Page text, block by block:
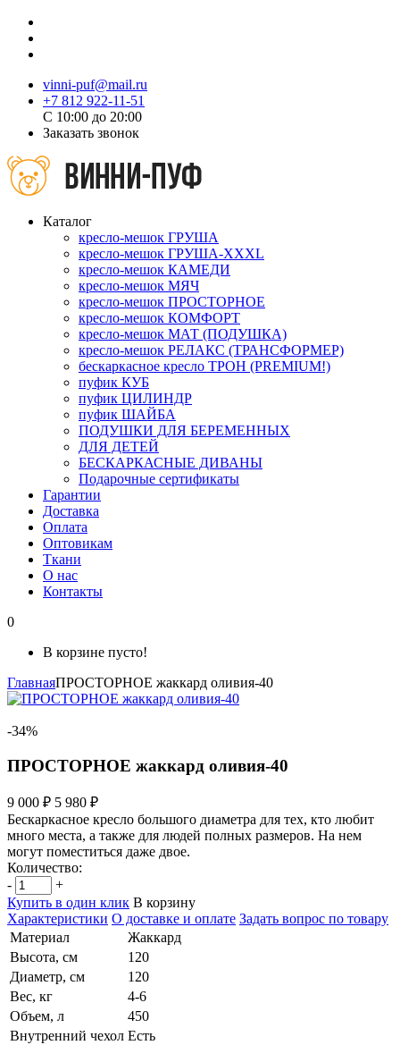
vinni-puf@mail.ru
+7 812 922-11-51
C 10:00 до 20:00
Заказать звонок
Каталог
кресло-мешок ГРУША
кресло-мешок ГРУША-XXXL
кресло-мешок КАМЕДИ
кресло-мешок МЯЧ
кресло-мешок ПРОСТОРНОЕ
кресло-мешок КОМФОРТ
кресло-мешок МАТ (ПОДУШКА)
кресло-мешок РЕЛАКС (ТРАНСФОРМЕР)
бескаркасное кресло ТРОН (PREMIUM!)
пуфик КУБ
пуфик ЦИЛИНДР
пуфик ШАЙБА
ПОДУШКИ ДЛЯ БЕРЕМЕННЫХ
ДЛЯ ДЕТЕЙ
БЕСКАРКАСНЫЕ ДИВАНЫ
Подарочные сертификаты
Гарантии
Доставка
Оплата
Оптовикам
Ткани
О нас
Контакты
0
В корзине пусто!
ГлавнаяПРОСТОРНОЕ жаккард оливия-40
-34%
ПРОСТОРНОЕ жаккард оливия-40
9 000 ₽ 5 980 ₽
Бескаркасное кресло большого диаметра для тех, кто любит
много места, а также для людей полных размеров. На нем
могут поместиться даже двое.
Количество:
-
+
Купить в один клик В корзину
Характеристики О доставке и оплате Задать вопрос по товару
Материал
Жаккард
Высота, см
120
Диаметр, см
120
Вес, кг
4-6
Объем, л
450
Внутренний чехол Есть